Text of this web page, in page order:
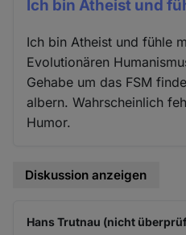
Ich bin Atheist und
Ich bin Atheist und fühle
Evolutionären
Gehabe um das FSM
albern. Wahrscheinlich
Humor.
Diskussion anzeigen
Hans Trutnau (nicht